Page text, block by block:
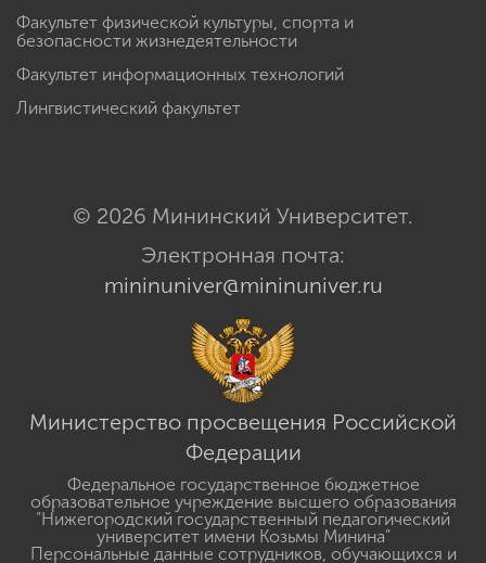
Факультет физической культуры, спорта и
безопасности жизнедеятельности
Факультет информационных технологий
Лингвистический факультет
© 2026 Мининский Университет.
Электронная почта:
mininuniver@mininuniver.ru
Министерство просвещения Российской
Федерации
Федеральное государственное бюджетное
образовательное учреждение высшего образования
"Нижегородский государственный педагогический
университет имени Козьмы Минина"
Персональные данные сотрудников, обучающихся и